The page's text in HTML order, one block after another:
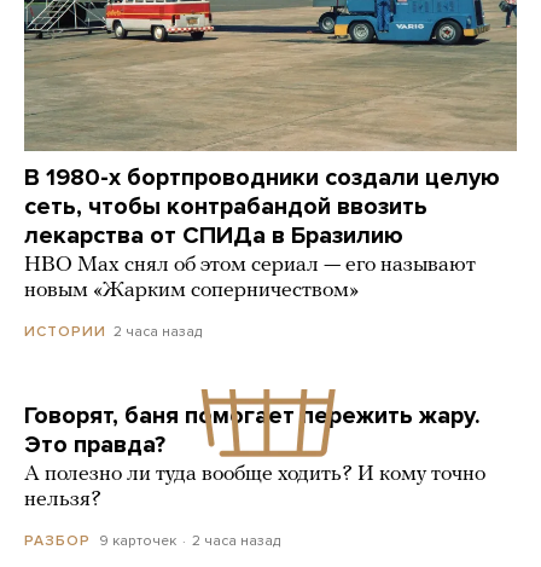
В 1980-х бортпроводники создали целую
сеть, чтобы контрабандой ввозить
лекарства от СПИДа в Бразилию
HBO Max снял об этом сериал — его называют
новым «Жарким соперничеством»
ИСТОРИИ 2 часа назад
Говорят, баня помогает пережить жару.
Это правда?
А полезно ли туда вообще ходить? И кому точно
нельзя?
РАЗБОР 9 карточек 2 часа назад